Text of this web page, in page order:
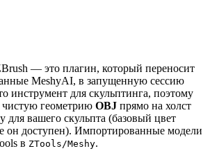
— это плагин, который переносит
MeshyAI, в запущенную сессию
инструмент для скульптинга, поэтому
геометрию OBJ прямо на холст
для вашего скульпта (базовый цвет
он доступен). Импортированные модели
в ZTools/Meshy.